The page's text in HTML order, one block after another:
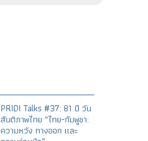
PRIDI Talks #37: 81 ปี วัน
สันติภาพไทย “ไทย-กัมพูชา:
ความหวัง ทางออก และ